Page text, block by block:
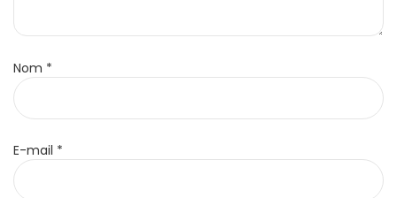
Nom *
E-mail *